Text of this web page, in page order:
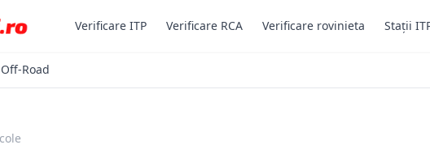
Verificare ITP Verificare RCA Verificare rovinieta Stații
Road